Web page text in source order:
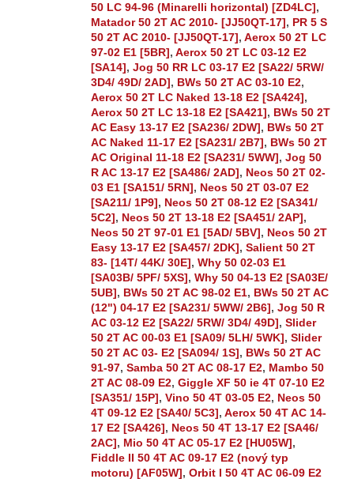
50 LC 94-96 (Minarelli horizontal) [ZD4LC],
Matador 50 2T AC 2010- [JJ50QT-17], PR 5 S
50 2T AC 2010- [JJ50QT-17], Aerox 50 2T LC
97-02 E1 [5BR], Aerox 50 2T LC 03-12 E2
[SA14], Jog 50 RR LC 03-17 E2 [SA22/ 5RW/
3D4/ 49D/ 2AD], BWs 50 2T AC 03-10 E2,
Aerox 50 2T LC Naked 13-18 E2 [SA424],
Aerox 50 2T LC 13-18 E2 [SA421], BWs 50 2T
AC Easy 13-17 E2 [SA236/ 2DW], BWs 50 2T
AC Naked 11-17 E2 [SA231/ 2B7], BWs 50 2T
AC Original 11-18 E2 [SA231/ 5WW], Jog 50
R AC 13-17 E2 [SA486/ 2AD], Neos 50 2T 02-
03 E1 [SA151/ 5RN], Neos 50 2T 03-07 E2
[SA211/ 1P9], Neos 50 2T 08-12 E2 [SA341/
5C2], Neos 50 2T 13-18 E2 [SA451/ 2AP],
Neos 50 2T 97-01 E1 [5AD/ 5BV], Neos 50 2T
Easy 13-17 E2 [SA457/ 2DK], Salient 50 2T
83- [14T/ 44K/ 30E], Why 50 02-03 E1
[SA03B/ 5PF/ 5XS], Why 50 04-13 E2 [SA03E/
5UB], BWs 50 2T AC 98-02 E1, BWs 50 2T AC
(12") 04-17 E2 [SA231/ 5WW/ 2B6], Jog 50 R
AC 03-12 E2 [SA22/ 5RW/ 3D4/ 49D], Slider
50 2T AC 00-03 E1 [SA09/ 5LH/ 5WK], Slider
50 2T AC 03- E2 [SA094/ 1S], BWs 50 2T AC
91-97, Samba 50 2T AC 08-17 E2, Mambo 50
2T AC 08-09 E2, Giggle XF 50 ie 4T 07-10 E2
[SA351/ 15P], Vino 50 4T 03-05 E2, Neos 50
4T 09-12 E2 [SA40/ 5C3], Aerox 50 4T AC 14-
17 E2 [SA426], Neos 50 4T 13-17 E2 [SA46/
2AC], Mio 50 4T AC 05-17 E2 [HU05W],
Fiddle II 50 4T AC 09-17 E2 (nový typ
motoru) [AF05W], Orbit I 50 4T AC 06-09 E2